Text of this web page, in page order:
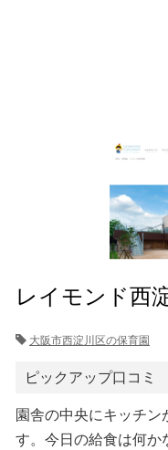
レイモンド西
大阪市西淀川区の保育園
ピックアップ口コミ
園舎の中央にキッチン
す。今日の給食は何